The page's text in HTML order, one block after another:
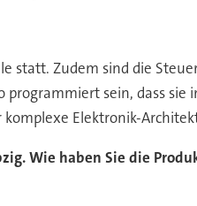
statt. Zudem sind die
sein, dass
Elektronik-
Wie haben Sie die